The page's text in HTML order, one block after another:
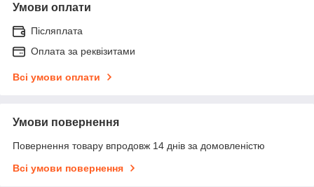
Умови оплати
Післяплата
Оплата за реквізитами
Всі умови оплати
Умови повернення
Повернення товару впродовж 14 днів за домовленістю
Всі умови повернення